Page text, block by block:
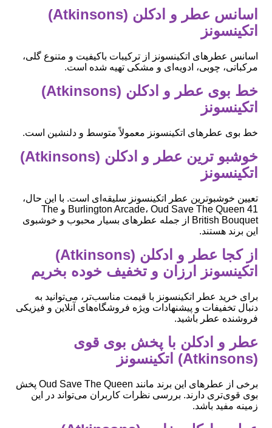
اسانس عطر و ادکلن (Atkinsons)
اتکینسونز
اسانس عطرهای اتکینسونز از ترکیبات باکیفیت و متنوع گلی،
مرکباتی، چوبی، ادویه‌ای و مشکی تهیه شده است.
خط بوی عطر و ادکلن (Atkinsons)
اتکینسونز
خط بوی عطرهای اتکینسونز معمولاً متوسط و دلنشین است.
خوشبو ترین عطر و ادکلن (Atkinsons)
اتکینسونز
تعیین خوشبوترین عطر اتکینسونز سلیقه‌ای است. با این حال،
41 Burlington Arcade، Oud Save The Queen و The
British Bouquet از جمله عطرهای بسیار محبوب و خوشبوی
این برند هستند.
از کجا عطر و ادکلن (Atkinsons)
اتکینسونز ارزان و تخفیف خوده بخریم
برای خرید عطر اتکینسونز با قیمت مناسب‌تر، می‌توانید به
دنبال تخفیفات و پیشنهادات ویژه فروشگاه‌های آنلاین و فیزیکی
فروشنده عطر باشید.
عطر و ادکلن با پخش بوی قوی
(Atkinsons) اتکینسونز
برخی از عطرهای این برند مانند Oud Save The Queen پخش
بوی قوی‌تری دارند. بررسی نظرات کاربران می‌تواند در این
زمینه مفید باشد.